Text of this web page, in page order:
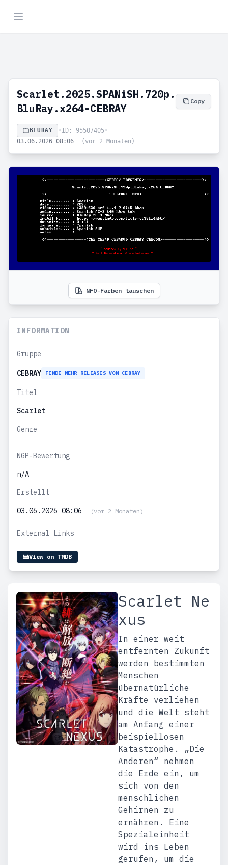
Scarlet.2025.SPANiSH.720p.
BluRay.x264-CEBRAY
Copy
BLURAY • ID: 95507405 •
03.06.2026 08:06
(vor 2 Monaten)
NFO-Farben tauschen
INFORMATION
Gruppe
CEBRAY FINDE MEHR RELEASES VON CEBRAY
Titel
Scarlet
Genre
NGP-Bewertung
n/A
Erstellt
03.06.2026 08:06
(vor 2 Monaten)
External Links
View on TMDB
Scarlet Ne
xus
In einer weit
entfernten Zukunft
werden bestimmten
Menschen
übernatürliche
Kräfte verliehen
und die Welt steht
am Anfang einer
beispiellosen
Katastrophe. „Die
Anderen“ nehmen
die Erde ein, um
sich von den
menschlichen
Gehirnen zu
ernähren. Eine
Spezialeinheit
wird ins Leben
gerufen, um die